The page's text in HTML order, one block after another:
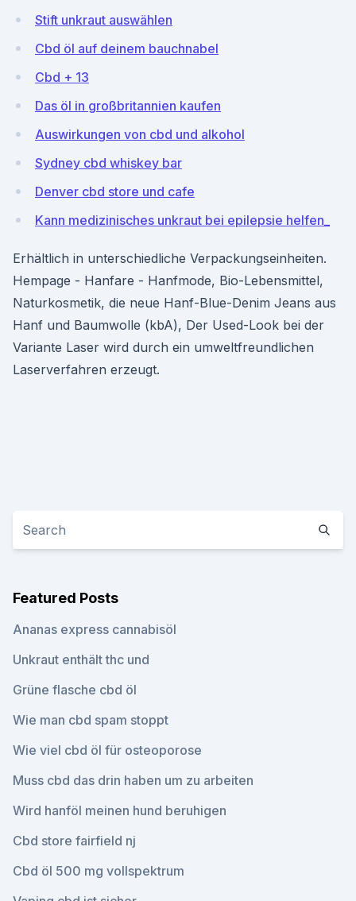
Stift unkraut auswählen
Cbd öl auf deinem bauchnabel
Cbd + 13
Das öl in großbritannien kaufen
Auswirkungen von cbd und alkohol
Sydney cbd whiskey bar
Denver cbd store und cafe
Kann medizinisches unkraut bei epilepsie helfen_
Erhältlich in unterschiedliche Verpackungseinheiten.
Hempage - Hanfare - Hanfmode, Bio-Lebensmittel,
Naturkosmetik, die neue Hanf-Blue-Denim Jeans aus
Hanf und Baumwolle (kbA), Der Used-Look bei der
Variante Laser wird durch ein umweltfreundlichen
Laserverfahren erzeugt.
Featured Posts
Ananas express cannabisöl
Unkraut enthält thc und
Grüne flasche cbd öl
Wie man cbd spam stoppt
Wie viel cbd öl für osteoporose
Muss cbd das drin haben um zu arbeiten
Wird hanföl meinen hund beruhigen
Cbd store fairfield nj
Cbd öl 500 mg vollspektrum